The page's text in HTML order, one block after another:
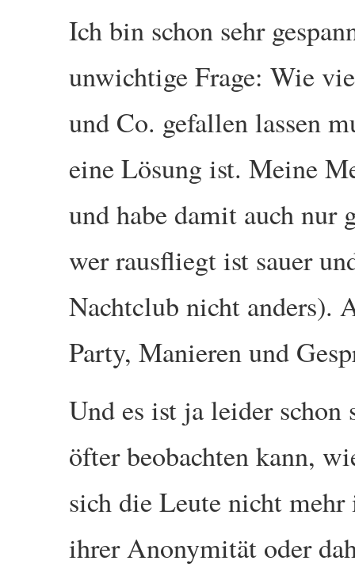
Ich bin schon sehr
unwichtige Frage: Wie
und Co. gefallen lassen
eine Lösung ist. Meine
und habe damit auch nur
wer rausfliegt ist sauer
Nachtclub nicht anders).
Party, Manieren und
Und es ist ja leider schon
öfter beobachten kann,
sich die Leute nicht
ihrer Anonymität oder